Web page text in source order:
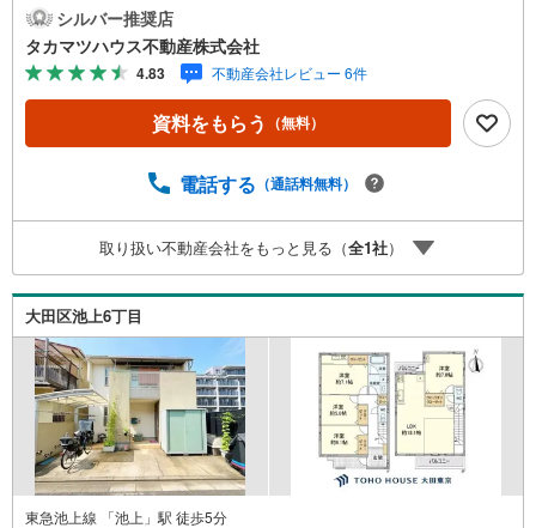
た、ゆとりある間取りです。ウォークインクローゼットや
お庭も備えており、収納力と住み心地にも配慮されていま
す。ぜひ一度、現地にて室内や周辺環境をご覧ください。
お問い合わせを心よりお待ちしております。
シルバー推奨店
タカマツハウス不動産株式会社
4.83 不動産会社レビュー 6件
資料をもらう （無料）
電話する （通話料無料）
取り扱い不動産会社をもっと見る（全1社）
大田区池上6丁目
東急池上線 「池上」駅 徒歩5分